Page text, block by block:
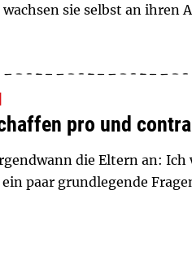
sie selbst an ihren
pro und contra
die Eltern an:
paar grundlegende